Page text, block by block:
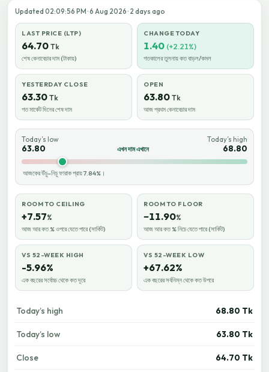
Updated 02:09:56 PM · 6 Aug 2026 · 2 days ago
LAST PRICE (LTP)
64.70 Tk
শেষ কেনাবেচার দাম (টাকায়)
CHANGE TODAY
1.40 (+2.21%)
গতকালের তুলনায় কত বাড়ল/কমল
YESTERDAY CLOSE
63.30 Tk
গত মার্কেট দিনের শেষ দাম
OPEN
63.80 Tk
আজ প্রথম কেনাবেচার দাম
Today’s low
63.80 এখন দাম এখানে
Today’s high
68.80
আজকের উঁচু–নিচু ফারাক প্রায় 7.84%।
ROOM TO CEILING
+7.57%
আজ আর কত % ওপরে যেতে পারে (সার্কিট)
ROOM TO FLOOR
−11.90%
আজ আর কত % নিচে যেতে পারে (সার্কিট)
VS 52-WEEK HIGH
-5.96%
এক বছরের সর্বোচ্চ থেকে কত দূরে
VS 52-WEEK LOW
+67.62%
এক বছরের সর্বনিম্ন থেকে কত উপরে
Today’s high 68.80 Tk
Today’s low 63.80 Tk
Close 64.70 Tk